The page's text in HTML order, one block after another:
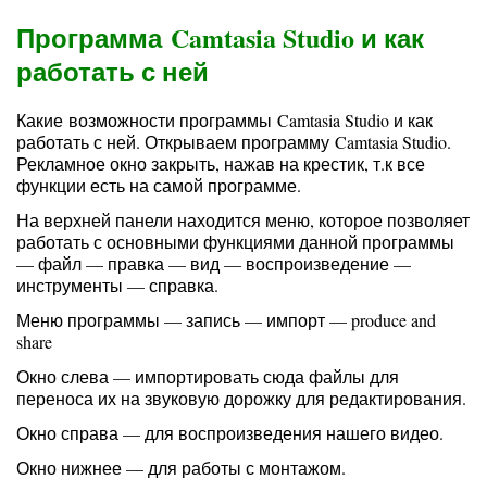
Программа Camtasia Studio и как
работать с ней
Какие возможности программы Camtasia Studio и как
работать с ней. Открываем программу Camtasia Studio.
Рекламное окно закрыть, нажав на крестик, т.к все
функции есть на самой программе.
На верхней панели находится меню, которое позволяет
работать с основными функциями данной программы
— файл — правка — вид — воспроизведение —
инструменты — справка.
Меню программы — запись — импорт — produce and
share
Окно слева — импортировать сюда файлы для
переноса их на звуковую дорожку для редактирования.
Окно справа — для воспроизведения нашего видео.
Окно нижнее — для работы с монтажом.